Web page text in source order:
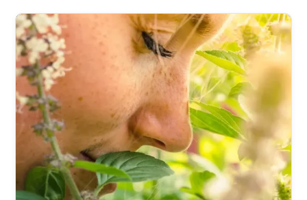
216.73.216.236 2026-08-07 16:07:09